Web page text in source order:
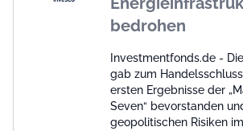
bedrohen
Investmentfonds.de -
gab zum
ersten Ergebnisse der
Seven“ bevorstanden
geopolitischen Risiken